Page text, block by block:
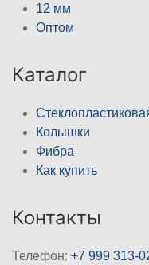
12 мм
Оптом
Каталог
Колышки
Фибра
Как купить
Контакты
Телефон: +7 999 313-